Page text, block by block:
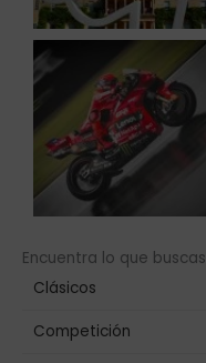
Encuentra lo que buscas
Clásicos
Competición